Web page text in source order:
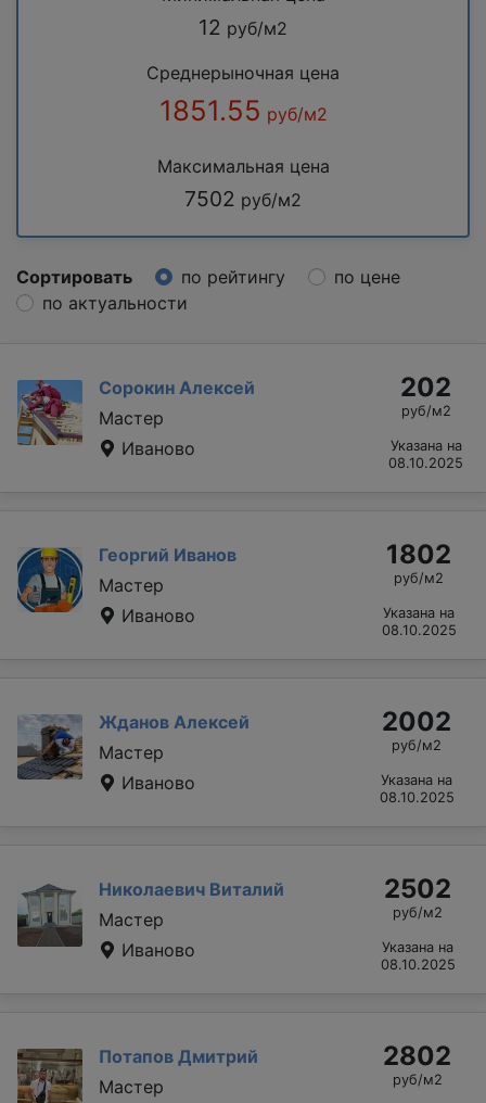
12 руб/м2
Среднерыночная цена
1851.55 руб/м2
Максимальная цена
7502 руб/м2
Сортировать по рейтингу
по цене
по актуальности
Сорокин Алексей
Мастер
Иваново
202
руб/м2
Указана на
08.10.2025
Георгий Иванов
Мастер
Иваново
1802
руб/м2
Указана на
08.10.2025
Жданов Алексей
Мастер
Иваново
2002
руб/м2
Указана на
08.10.2025
Николаевич Виталий
Мастер
Иваново
2502
руб/м2
Указана на
08.10.2025
Потапов Дмитрий
Мастер
2802
руб/м2